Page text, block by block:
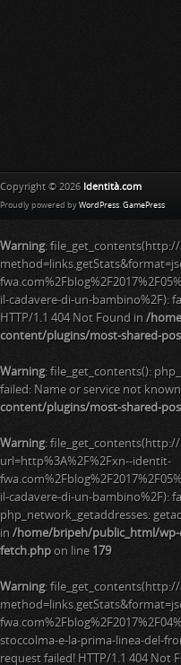
Copyright © 2026 Identità.com
Proudly powered by WordPress. GamePress
Warning:
il-cadavere-di-un-bambino%2F):
HTTP/1.1 404 Not Found in /
content/plugins/most-shared-
Warning: file_get_contents():
failed: Name or service not
content/plugins/most-shared-
Warning:
url=http%3A%2F%2Fxn--identit-
il-cadavere-di-un-bambino%2F):
php_network_getaddresses:
in /home/bripeh/public_html/
fetch.phpon line 179
Warning:
stoccolma-e-la-prima-linea-del-
request failed! HTTP/1.1 404 Not